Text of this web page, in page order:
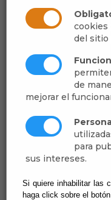
cookies
del sitio
de
mejorar el
para
sus intereses.
Si quiere inhabilitar las
haga click sobre el
Abrucena
Secretaría
Pleno - Extracto
Publicado: 15/04/
ACTA DE LA SESIÓN
Adjunto